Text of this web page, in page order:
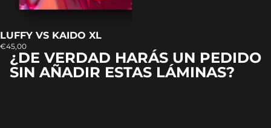
LUFFY VS KAIDO XL
€45,00
¿DE VERDAD HARÁS UN PEDIDO
SIN AÑADIR ESTAS LÁMINAS?